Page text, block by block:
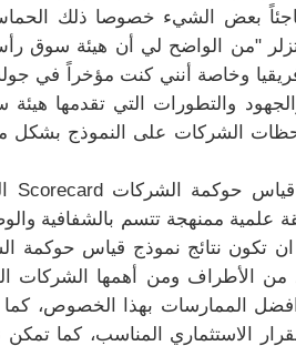
بعض الشيء خصوصا ذلك
"من الواضح لي أن هيئة سوق
وخاصة أنني كنت مؤخراً في
والتطورات التي تقدمها
الشركات على النموذج بشكل
قياس حوكمة الشركاتScorecard
ممنهجة تتسم بالشفافية
تكون نتائج نموذج قياس حوكمة
من الأطراف ومن أهمها الشركات
الممارسات بهذا الخصوص، كما
الاستثماري المناسب، كما